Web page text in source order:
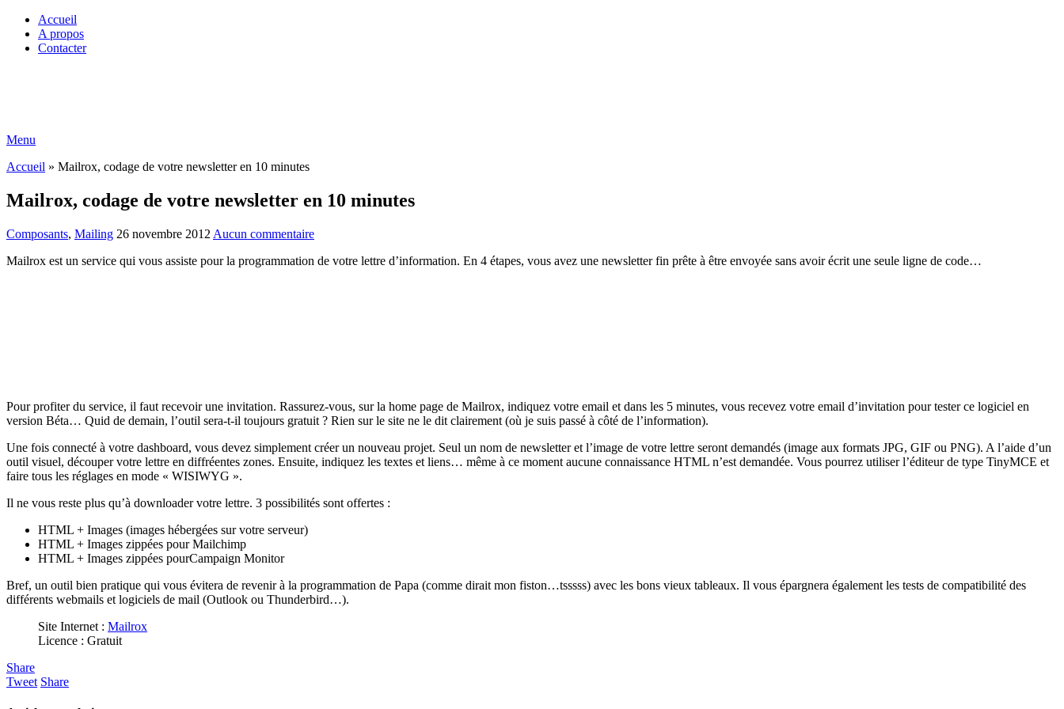
Accueil
A propos
Contacter
Menu
Accueil » Mailrox, codage de votre newsletter en 10 minutes
Mailrox, codage de votre newsletter en 10 minutes
Composants, Mailing 26 novembre 2012 Aucun commentaire
Mailrox est un service qui vous assiste pour la programmation de votre lettre d’information. En 4 étapes, vous avez une newsletter fin prête à être envoyée sans avoir écrit une seule ligne de code…
Pour profiter du service, il faut recevoir une invitation. Rassurez-vous, sur la home page de Mailrox, indiquez votre email et dans les 5 minutes, vous recevez votre email d’invitation pour tester ce logiciel en
version Béta… Quid de demain, l’outil sera-t-il toujours gratuit ? Rien sur le site ne le dit clairement (où je suis passé à côté de l’information).
Une fois connecté à votre dashboard, vous devez simplement créer un nouveau projet. Seul un nom de newsletter et l’image de votre lettre seront demandés (image aux formats JPG, GIF ou PNG). A l’aide d’un
outil visuel, découper votre lettre en diffréentes zones. Ensuite, indiquez les textes et liens… même à ce moment aucune connaissance HTML n’est demandée. Vous pourrez utiliser l’éditeur de type TinyMCE et
faire tous les réglages en mode « WISIWYG ».
Il ne vous reste plus qu’à downloader votre lettre. 3 possibilités sont offertes :
HTML + Images (images hébergées sur votre serveur)
HTML + Images zippées pour Mailchimp
HTML + Images zippées pourCampaign Monitor
Bref, un outil bien pratique qui vous évitera de revenir à la programmation de Papa (comme dirait mon fiston…tsssss) avec les bons vieux tableaux. Il vous épargnera également les tests de compatibilité des
différents webmails et logiciels de mail (Outlook ou Thunderbird…).
Site Internet : Mailrox
Licence : Gratuit
Share
Tweet Share